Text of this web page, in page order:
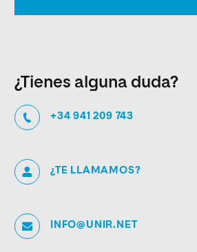
¿Tienes alguna duda?
+34 941 209 743
¿TE LLAMAMOS?
INFO@UNIR.NET